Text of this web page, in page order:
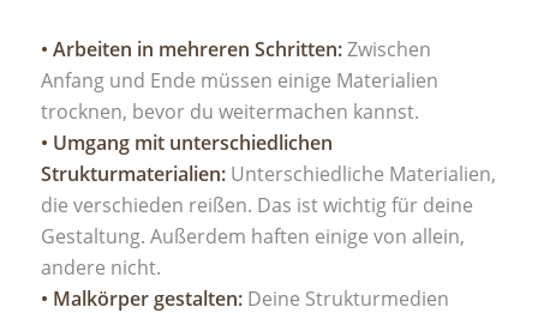
• Arbeiten in mehreren Schritten:Zwischen
Anfang und Ende müssen einige Materialien
trocknen, bevor du weitermachen kannst.
• Umgang mit unterschiedlichen
Strukturmaterialien:Unterschiedliche Materialien,
die verschieden reißen. Das ist wichtig für deine
Gestaltung. Außerdem haften einige von allein,
andere nicht.
• Malkörper gestalten:Deine Strukturmedien